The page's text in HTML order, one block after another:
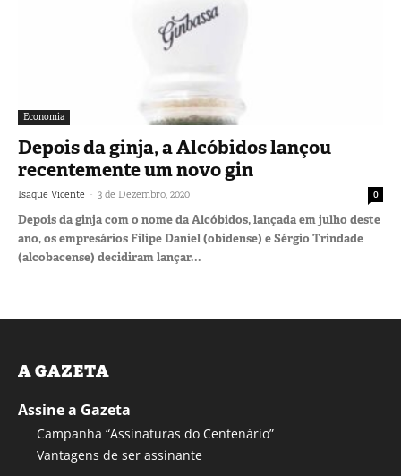
Economia
Depois da ginja, a Alcóbidos lançou
recentemente um novo gin
Isaque Vicente - 3 de Dezembro, 2020 0
Depois da ginja com o nome da Alcóbidos, lançada em julho deste
ano, os empresários Filipe Daniel (obidense) e Sérgio Trindade
(alcobacense) decidiram lançar...
A GAZETA
Assine a Gazeta
Campanha “Assinaturas do Centenário”
Vantagens de ser assinante